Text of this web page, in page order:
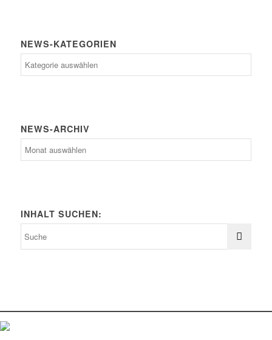
NEWS-KATEGORIEN
Kategorien
NEWS-ARCHIV
INHALT SUCHEN: